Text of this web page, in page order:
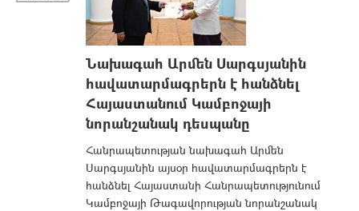
Նախագահ Արմեն Սարգսյանին
հավատարմագրերն է հանձնել
Հայաստանում Կամբոջայի
նորանշանակ դեսպանը
Հանրապետության նախագահ Արմեն
Սարգսյանին այսօր հավատարմագրերն է
հանձնել Հայաստանի Հանրապետությունում
Կամբոջայի Թագավորության նորանշանակ